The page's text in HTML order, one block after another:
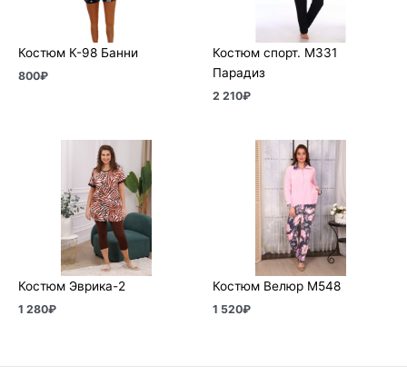
Костюм К-98 Банни
800₽
Костюм спорт. М331
Парадиз
2 210₽
Костюм Эврика-2
1 280₽
Костюм Велюр М548
1 520₽